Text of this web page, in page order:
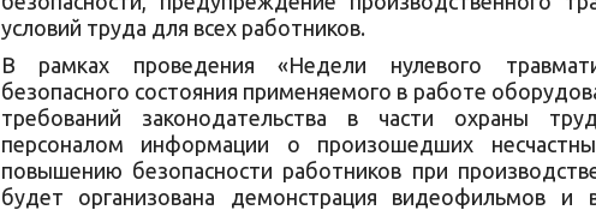
условий труда для всех работников.
В рамках проведения «Недели нулевого
безопасного состояния применяемого в работе
требований законодательства в части охраны
персоналом информации о произошедших
повышению безопасности работников при
будет организована демонстрация видеофильмов и